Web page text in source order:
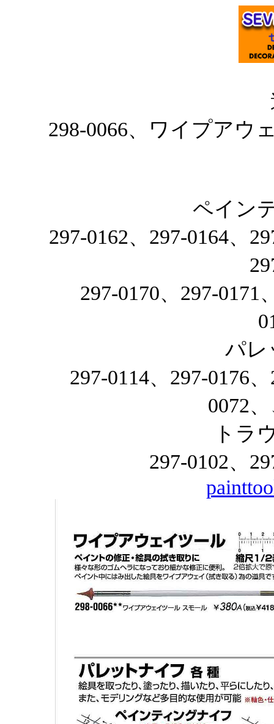
298-0066、ワイプアウ
ペイン
297-0162、297-0164、
297-0170、297-0171
パレ
297-0114、297-0176
0072
トラ
297-0102、